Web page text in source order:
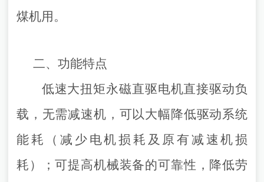
煤机用。
二、 功能特点
低速大扭矩永磁直驱电机直接驱动负
载，无需减速机，可以大幅降低驱动系统
能耗（减少电机损耗及原有减速机损
耗）；可提高机械装备的可靠性，降低劳